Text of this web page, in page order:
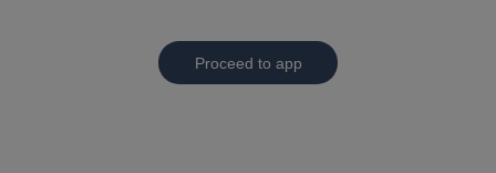
Proceed to app